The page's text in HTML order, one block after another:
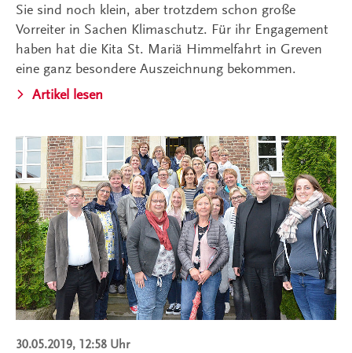
Sie sind noch klein, aber trotzdem schon große
Vorreiter in Sachen Klimaschutz. Für ihr Engagement
haben hat die Kita St. Mariä Himmelfahrt in Greven
eine ganz besondere Auszeichnung bekommen.
Artikel lesen
30.05.2019, 12:58 Uhr